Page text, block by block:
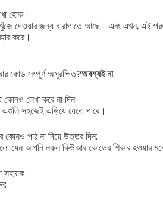
হোক।
দেওয়ার জন্য ধারাপাতে আছে। এবং এখন, এই
করে।
কোড সম্পূর্ণ অসুরক্ষিত?অবশ্যই না.
লেখা করে না দিন:
সহজেই এড়িয়ে যেতে পারে।
পাঠ না দিয়ে উত্তর দিন:
হলো যেন আপনি নকল কিউআর কোডের শিকার হওয়ার
সহায়ক